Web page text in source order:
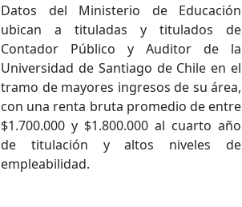
Datos del Ministerio de Educación
ubican a tituladas y titulados de
Contador Público y Auditor de la
Universidad de Santiago de Chile en el
tramo de mayores ingresos de su área,
con una renta bruta promedio de entre
$1.700.000 y $1.800.000 al cuarto año
de titulación y altos niveles de
empleabilidad.